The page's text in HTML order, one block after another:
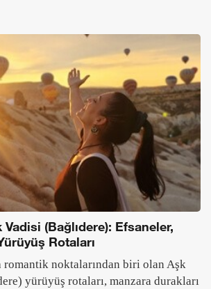
(Bağlıdere): Efsaneler,
Rotaları
romantik noktalarından biri olan Aşk
yürüyüş rotaları, manzara durakları